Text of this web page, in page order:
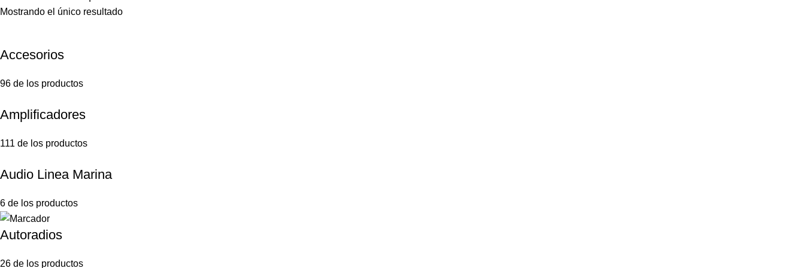
Mostrando el único resultado
Accesorios
96 de los productos
Amplificadores
111 de los productos
Audio Linea Marina
6 de los productos
Autoradios
26 de los productos